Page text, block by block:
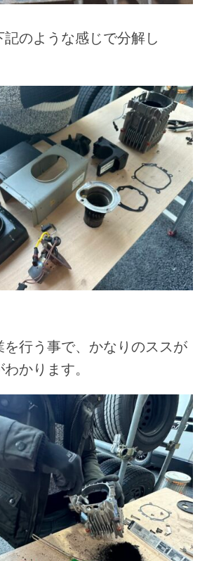
記のような感じで分解し
を行う事で、かなりのススが
かります。